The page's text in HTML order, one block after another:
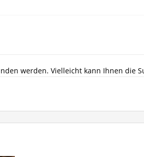
werden. Vielleicht kann Ihnen die